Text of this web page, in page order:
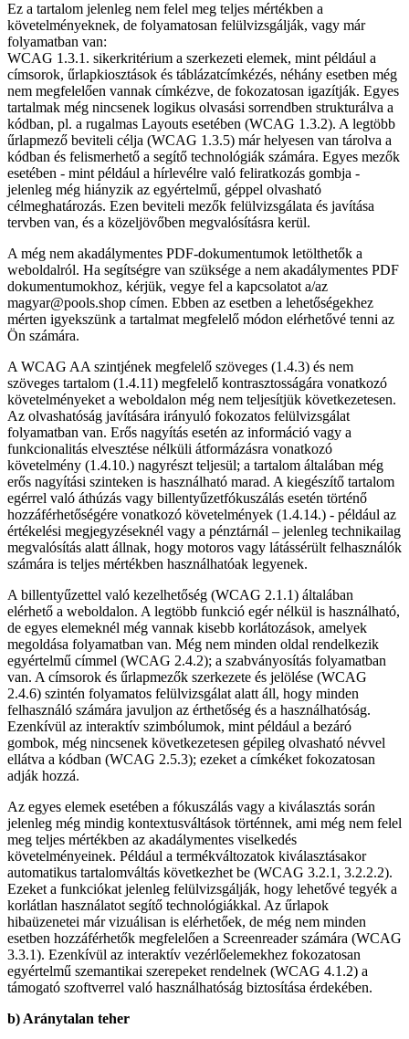
Ez a tartalom jelenleg nem felel meg teljes mértékben a
követelményeknek, de folyamatosan felülvizsgálják, vagy már
folyamatban van:
WCAG 1.3.1. sikerkritérium a szerkezeti elemek, mint például a
címsorok, űrlapkiosztások és táblázatcímkézés, néhány esetben még
nem megfelelően vannak címkézve, de fokozatosan igazítják. Egyes
tartalmak még nincsenek logikus olvasási sorrendben strukturálva a
kódban, pl. a rugalmas Layouts esetében (WCAG 1.3.2). A legtöbb
űrlapmező beviteli célja (WCAG 1.3.5) már helyesen van tárolva a
kódban és felismerhető a segítő technológiák számára. Egyes mezők
esetében - mint például a hírlevélre való feliratkozás gombja -
jelenleg még hiányzik az egyértelmű, géppel olvasható
célmeghatározás. Ezen beviteli mezők felülvizsgálata és javítása
tervben van, és a közeljövőben megvalósításra kerül.
A még nem akadálymentes PDF-dokumentumok letölthetők a
weboldalról. Ha segítségre van szüksége a nem akadálymentes PDF
dokumentumokhoz, kérjük, vegye fel a kapcsolatot a/az
magyar@pools.shop címen. Ebben az esetben a lehetőségekhez
mérten igyekszünk a tartalmat megfelelő módon elérhetővé tenni az
Ön számára.
A WCAG AA szintjének megfelelő szöveges (1.4.3) és nem
szöveges tartalom (1.4.11) megfelelő kontrasztosságára vonatkozó
követelményeket a weboldalon még nem teljesítjük következetesen.
Az olvashatóság javítására irányuló fokozatos felülvizsgálat
folyamatban van. Erős nagyítás esetén az információ vagy a
funkcionalitás elvesztése nélküli átformázásra vonatkozó
követelmény (1.4.10.) nagyrészt teljesül; a tartalom általában még
erős nagyítási szinteken is használható marad. A kiegészítő tartalom
egérrel való áthúzás vagy billentyűzetfókuszálás esetén történő
hozzáférhetőségére vonatkozó követelmények (1.4.14.) - például az
értékelési megjegyzéseknél vagy a pénztárnál – jelenleg technikailag
megvalósítás alatt állnak, hogy motoros vagy látássérült felhasználók
számára is teljes mértékben használhatóak legyenek.
A billentyűzettel való kezelhetőség (WCAG 2.1.1) általában
elérhető a weboldalon. A legtöbb funkció egér nélkül is használható,
de egyes elemeknél még vannak kisebb korlátozások, amelyek
megoldása folyamatban van. Még nem minden oldal rendelkezik
egyértelmű címmel (WCAG 2.4.2); a szabványosítás folyamatban
van. A címsorok és űrlapmezők szerkezete és jelölése (WCAG
2.4.6) szintén folyamatos felülvizsgálat alatt áll, hogy minden
felhasználó számára javuljon az érthetőség és a használhatóság.
Ezenkívül az interaktív szimbólumok, mint például a bezáró
gombok, még nincsenek következetesen gépileg olvasható névvel
ellátva a kódban (WCAG 2.5.3); ezeket a címkéket fokozatosan
adják hozzá.
Az egyes elemek esetében a fókuszálás vagy a kiválasztás során
jelenleg még mindig kontextusváltások történnek, ami még nem felel
meg teljes mértékben az akadálymentes viselkedés
követelményeinek. Például a termékváltozatok kiválasztásakor
automatikus tartalomváltás következhet be (WCAG 3.2.1, 3.2.2.2).
Ezeket a funkciókat jelenleg felülvizsgálják, hogy lehetővé tegyék a
korlátlan használatot segítő technológiákkal. Az űrlapok
hibaüzenetei már vizuálisan is elérhetőek, de még nem minden
esetben hozzáférhetők megfelelően a Screenreader számára (WCAG
3.3.1). Ezenkívül az interaktív vezérlőelemekhez fokozatosan
egyértelmű szemantikai szerepeket rendelnek (WCAG 4.1.2) a
támogató szoftverrel való használhatóság biztosítása érdekében.
b) Aránytalan teher